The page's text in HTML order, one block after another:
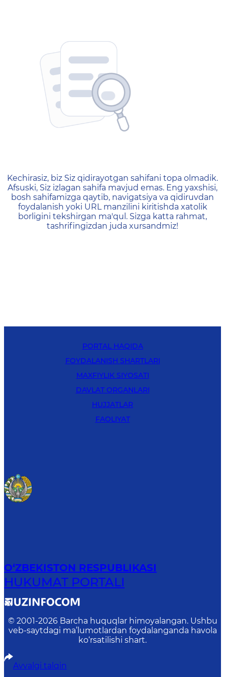
404 — Страница не
Kechirasiz, biz Siz qidirayotgan sahifani topa olmadik.
Afsuski, Siz izlagan sahifa mavjud emas. Eng yaxshisi,
bosh sahifamizga qaytib, navigatsiya va qidiruvdan
foydalanish yoki URL manzilini kiritishda xatolik
borligini tekshirgan ma'qul. Sizga katta rahmat,
tashrifingizdan juda xursandmiz!
PORTAL HAQIDA
FOYDALANISH SHARTLARI
MAXFIYLIK SIYOSATI
DAVLAT ORGANLARI
HUJJATLAR
FAOLIYAT
O‘ZBEKISTON RESPUBLIKASI
HUKUMAT PORTALI
© 2001-2026 Barcha huquqlar himoyalangan. Ushbu
veb-saytdagi ma’lumotlardan foydalanganda havola
ko‘rsatilishi shart.
Avvalgi talqin